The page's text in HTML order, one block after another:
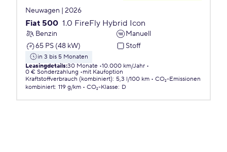
Neuwagen | 2026
Fiat 500 1.0 FireFly Hybrid Icon
Benzin
Manuell
65 PS (48 kW)
Stoff
in 3 bis 5 Monaten
Leasingdetails:30 Monate 10.000 km/Jahr
0 € Sonderzahlung
mit Kaufoption
Kraftstoffverbrauch (kombiniert): 5,3 l/100 km
CO₂-Emissionen
kombiniert: 119 g/km CO₂-Klasse: D